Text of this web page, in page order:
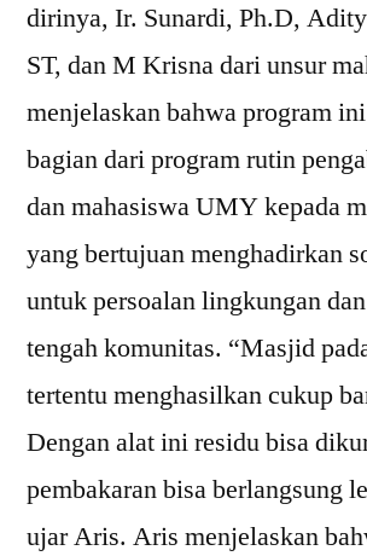
dirinya, Ir. Sunardi, Ph.D,
ST, dan M Krisna dari unsur
menjelaskan bahwa program
bagian dari program rutin
dan mahasiswa UMY kepada
yang bertujuan menghadirkan
untuk persoalan lingkungan
tengah komunitas. “Masjid
tertentu menghasilkan cukup
Dengan alat ini residu bisa
pembakaran bisa berlangsung
ujar Aris. Aris menjelaskan